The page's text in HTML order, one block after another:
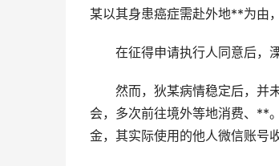
某以其身患癌症需赴外地**为由
在征得申请执行人同意后，溧
然而，狄某病情稳定后，并未
会，多次前往境外等地消费、**
金，其实际使用的他人微信账号